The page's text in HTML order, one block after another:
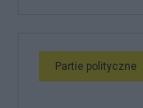
Partie polityczne